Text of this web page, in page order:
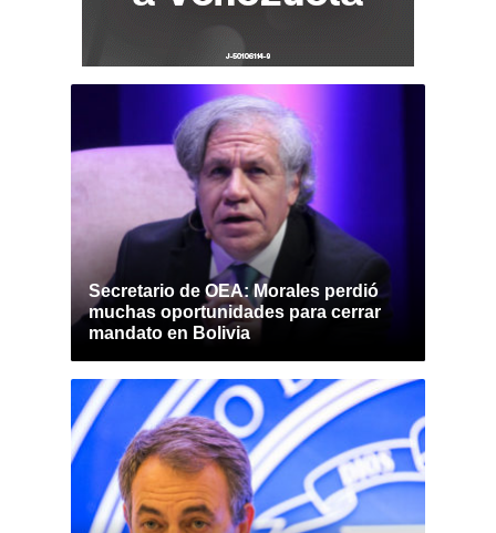
Secretario de OEA: Morales perdió
muchas oportunidades para cerrar
mandato en Bolivia